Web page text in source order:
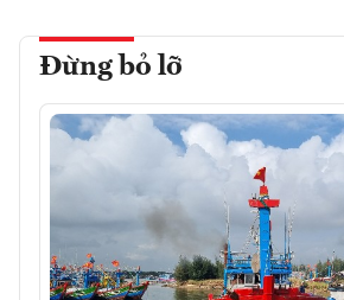
Đừng bỏ lỡ